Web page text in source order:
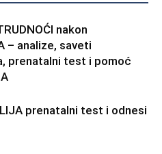
nakon
– analize, saveti
prenatalni test i pomoć
prenatalni test i odnesi